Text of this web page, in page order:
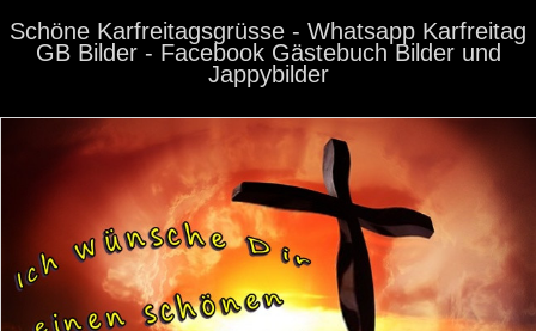
Schöne Karfreitagsgrüsse - Whatsapp Karfreitag
GB Bilder - Facebook Gästebuch Bilder und
Jappybilder